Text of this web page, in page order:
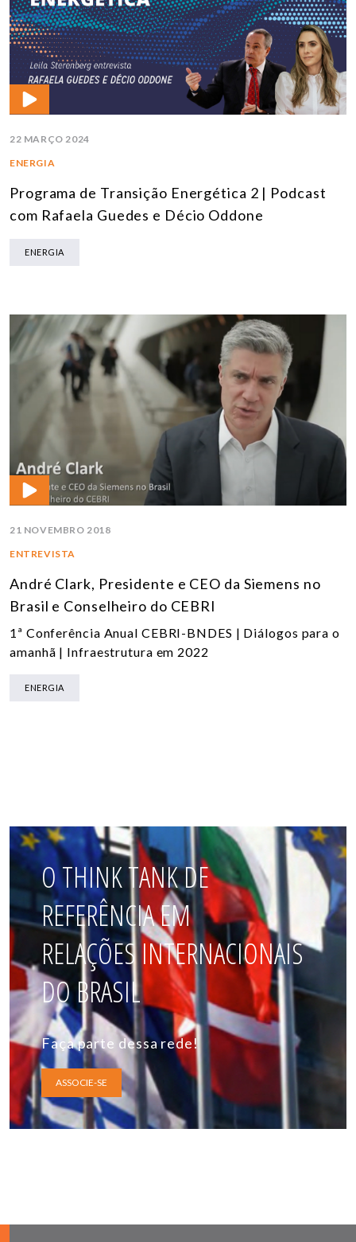
22 MARÇO 2024
ENERGIA
Programa de Transição Energética 2 | Podcast
com Rafaela Guedes e Décio Oddone
ENERGIA
21 NOVEMBRO 2018
ENTREVISTA
André Clark, Presidente e CEO da Siemens no
Brasil e Conselheiro do CEBRI
1ª Conferência Anual CEBRI-BNDES | Diálogos para o
amanhã | Infraestrutura em 2022
ENERGIA
O THINK TANK DE
REFERÊNCIA EM
RELAÇÕES INTERNACIONAIS
DO BRASIL
Faça parte dessa rede!
ASSOCIE-SE